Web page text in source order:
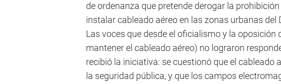
de ordenanza que pretende derogar la
instalar cableado aéreo en las zonas urbanas del
Las voces que desde el oficialismo y la oposición
mantener el cableado aéreo) no lograron
recibió la iniciativa: se cuestionó que el cableado
la seguridad pública, y que los campos